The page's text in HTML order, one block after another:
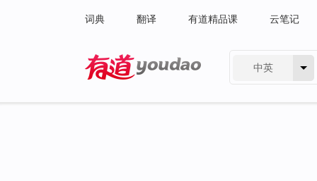
词典 翻译 有道精品课 云笔记
中英